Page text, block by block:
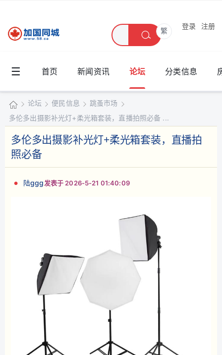
繁
登录 注册
☰ 首页 新闻资讯 论坛 分类信息
加
国
同
城
»
论坛
›
便民信息
›
跳蚤市场
›
多伦多出摄影补光灯+柔光箱套装，直播拍照必备 ...
多伦多出摄影补光灯+柔光箱套装，直播拍
照必备
陆ggg发表于 2026-5-21 01:40:09